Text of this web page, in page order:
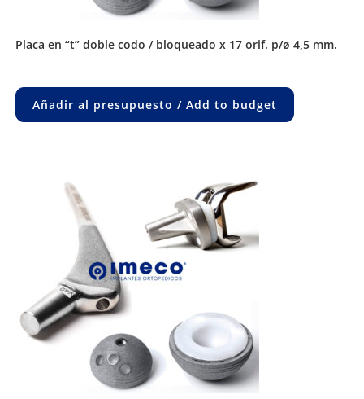
placa en “t” doble codo / bloqueado x 17 orif. p/ø 4,5 mm.
Añadir al presupuesto / Add to budget